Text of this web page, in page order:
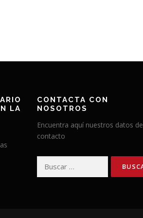
LA
CONTACTA CON
NOSOTROS
Encuentra aquí nuestros datos de
contacto